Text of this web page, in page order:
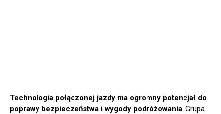
Technologia połączonej jazdy ma ogromny potencjał do
poprawy bezpieczeństwa i wygody podróżowania. Grupa